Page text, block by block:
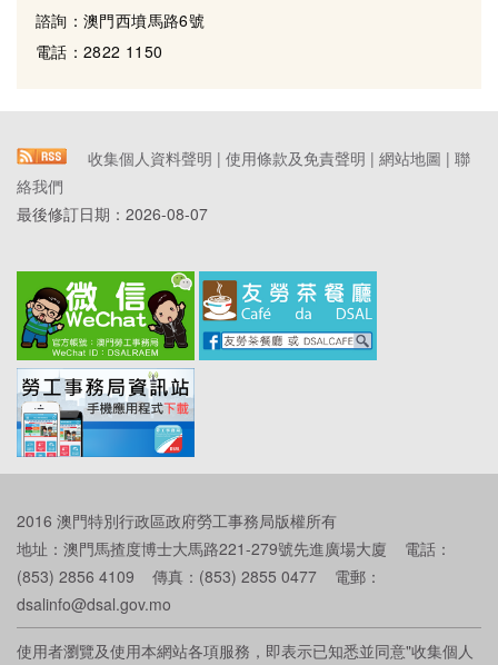
諮詢：澳門西墳馬路6號
電話：2822 1150
收集個人資料聲明 | 使用條款及免責聲明 | 網站地圖 | 聯
絡我們
最後修訂日期： 2026-08-07
2016 澳門特別行政區政府勞工事務局版權所有
地址：澳門馬揸度博士大馬路221-279號先進廣場大廈 電話：
(853) 2856 4109 傳真：(853) 2855 0477 電郵：
dsalinfo@dsal.gov.mo
使用者瀏覽及使用本網站各項服務，即表示已知悉並同意"收集個人